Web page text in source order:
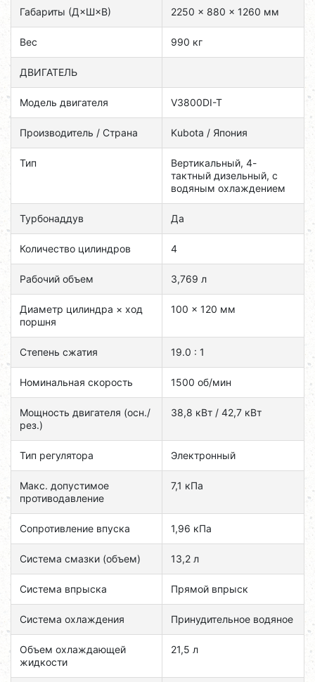
Габариты (Д×Ш×В) 2250 × 880 × 1260 мм
Вес 990 кг
ДВИГАТЕЛЬ
Модель двигателя V3800DI-T
Производитель / Страна Kubota / Япония
Тип
Вертикальный, 4-
тактный дизельный, с
водяным охлаждением
Турбонаддув Да
Количество цилиндров 4
Рабочий объем 3,769 л
Диаметр цилиндра × ход
поршня
100 × 120 мм
Степень сжатия 19.0 : 1
Номинальная скорость 1500 об/мин
Мощность двигателя (осн./
рез.)
38,8 кВт / 42,7 кВт
Тип регулятора Электронный
Макс. допустимое
противодавление
7,1 кПа
Сопротивление впуска 1,96 кПа
Система смазки (объем) 13,2 л
Система впрыска Прямой впрыск
Система охлаждения Принудительное водяное
Объем охлаждающей
жидкости
21,5 л